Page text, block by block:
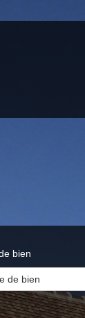
bien
de bien